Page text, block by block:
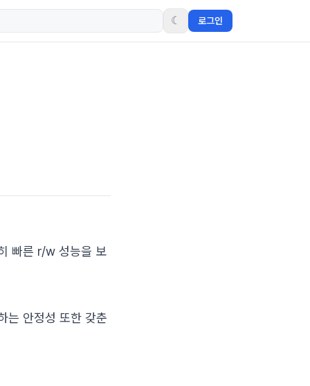
☾ 로그인
빠른 r/w 성능을 보
안정성 또한 갖춘